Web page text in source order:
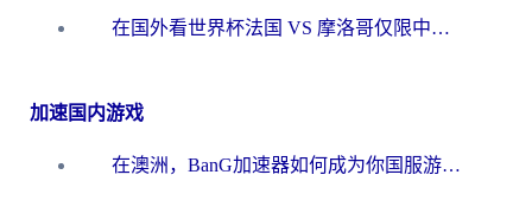
在国外看世界杯法国 VS 摩洛哥仅限中国大陆？海外党这样看中文解说赛事不卡顿
加速国内游戏
在澳洲，BanG加速器如何成为你国服游戏的“时光机”？